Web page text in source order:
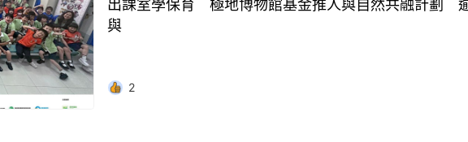
出課室學保育 極地博物館基金推人與自然共融計劃
與
2